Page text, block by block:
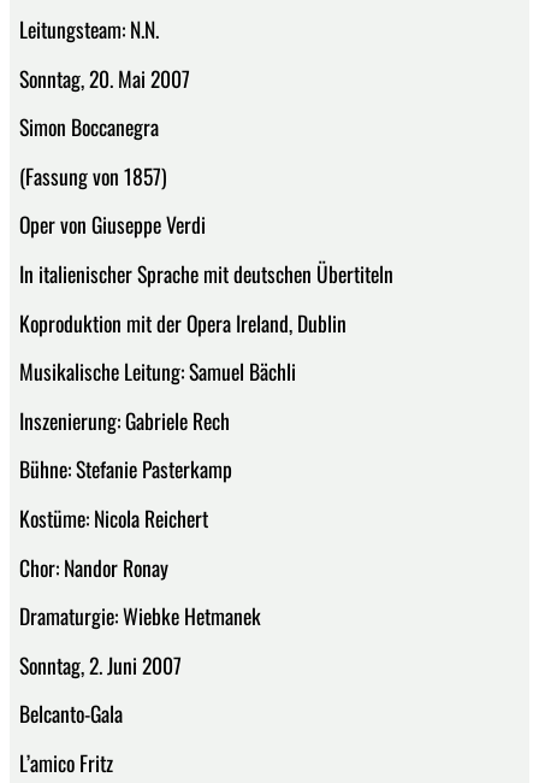
Leitungsteam: N.N.
Sonntag, 20. Mai 2007
Simon Boccanegra
(Fassung von 1857)
Oper von Giuseppe Verdi
In italienischer Sprache mit deutschen Übertiteln
Koproduktion mit der Opera Ireland, Dublin
Musikalische Leitung: Samuel Bächli
Inszenierung: Gabriele Rech
Bühne: Stefanie Pasterkamp
Kostüme: Nicola Reichert
Chor: Nandor Ronay
Dramaturgie: Wiebke Hetmanek
Sonntag, 2. Juni 2007
Belcanto-Gala
L’amico Fritz